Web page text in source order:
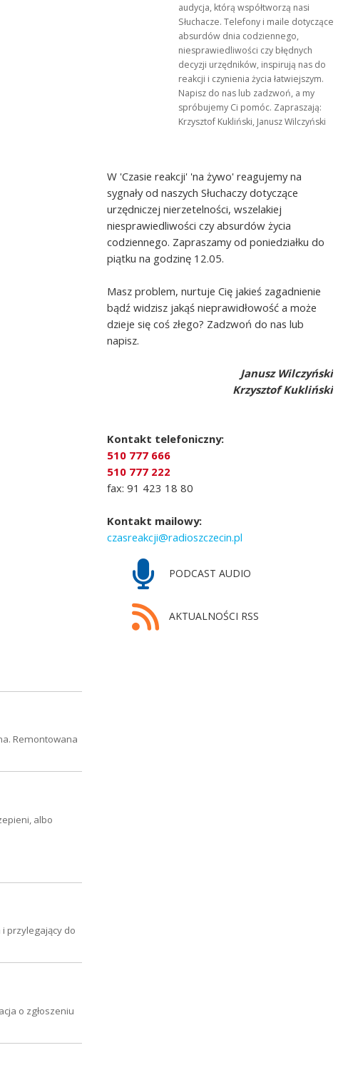
audycja, którą współtworzą nasi
Słuchacze. Telefony i maile dotyczące
absurdów dnia codziennego,
niesprawiedliwości czy błędnych
decyzji urzędników, inspirują nas do
reakcji i czynienia życia łatwiejszym.
Napisz do nas lub zadzwoń, a my
spróbujemy Ci pomóc. Zapraszają:
Krzysztof Kukliński, Janusz Wilczyński
W 'Czasie reakcji' 'na żywo' reagujemy na
sygnały od naszych Słuchaczy dotyczące
urzędniczej nierzetelności, wszelakiej
niesprawiedliwości czy absurdów życia
codziennego. Zapraszamy od poniedziałku do
piątku na godzinę 12.05.
Masz problem, nurtuje Cię jakieś zagadnienie
bądź widzisz jakąś nieprawidłowość a może
dzieje się coś złego? Zadzwoń do nas lub
napisz.
Janusz Wilczyński
Krzysztof Kukliński
Kontakt telefoniczny:
510 777 666
510 777 222
fax: 91 423 18 80
Kontakt mailowy:
czasreakcji@radioszczecin.pl
PODCAST AUDIO
AKTUALNOŚCI RSS
Remontowana
albo
przylegający do
o zgłoszeniu